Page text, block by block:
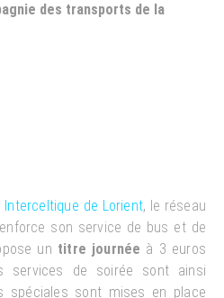
des transports de la
Interceltique de Lorient, le réseau
son service de bus et de
un titre journée à 3 euros
services de soirée sont ainsi
spéciales sont mises en place